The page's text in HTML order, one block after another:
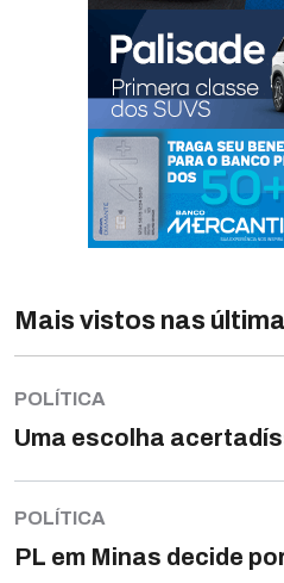
Mais vistos nas
POLÍTICA
Uma escolha
POLÍTICA
PL em Minas decide